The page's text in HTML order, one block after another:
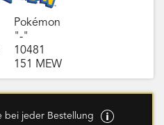
Pokémon
"-"
10481
151 MEW
bei jeder Bestellung